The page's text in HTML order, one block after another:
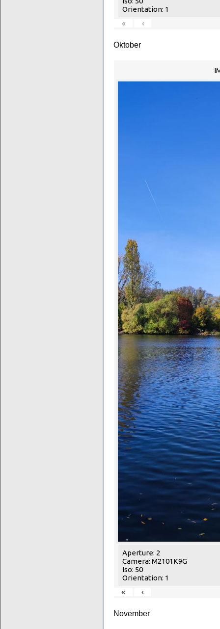
Orientation: 1
«
‹
Oktober
Aperture: 2
Camera: M2101K9G
Iso: 50
Orientation: 1
«
‹
November